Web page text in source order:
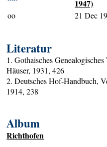
1947)
oo 21 Dec
Literatur
1. Gothaisches
Häuser, 1931, 426
2. Deutsches Hof-Handbuch,
1914, 238
Album
Richthofen